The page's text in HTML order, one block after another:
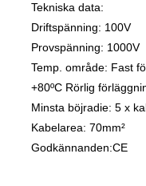
Tekniska data:
Driftspänning: 100V
Provspänning: 1000V
Temp. område: Fast
+80ºC Rörlig
Minsta böjradie: 5 x
Kabelarea: 70mm²
Godkännanden:CE